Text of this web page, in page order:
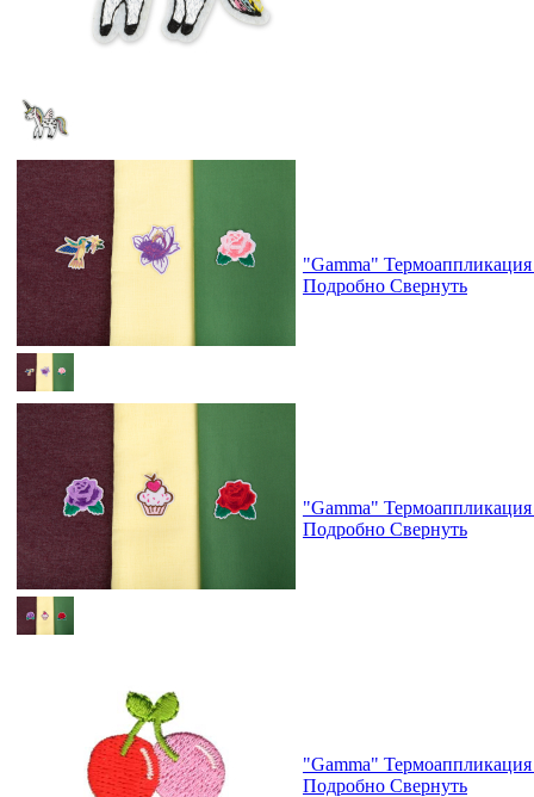
"Gamma"
Подробно Свернуть
"Gamma"
Подробно Свернуть
"Gamma"
Подробно Свернуть